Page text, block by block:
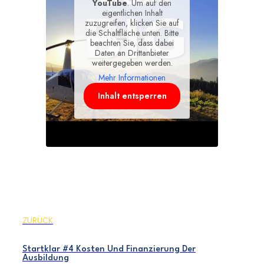
YouTube. Um auf den
eigentlichen Inhalt
zuzugreifen, klicken Sie auf
die Schaltfläche unten. Bitte
beachten Sie, dass dabei
Daten an Drittanbieter
weitergegeben werden.
Mehr Informationen
Inhalt entsperren
ZURÜCK
Startklar #4 Kosten Und Finanzierung Der
Ausbildung